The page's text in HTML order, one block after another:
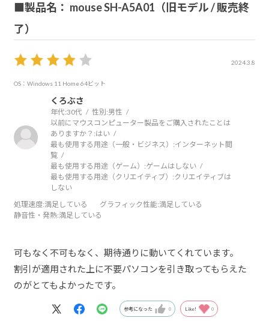
■製品名： mouse SH-A5A01（旧モデル / 販売終
了）
2024.3.8
OS：Windows 11 Home 64ビット
くろぶさ
年代:30代 性別:男性
以前にマウスコンピューター製品をご購入されたことは
ありますか？:はい
最も使用する用途（一般・ビジネス）:インターネット閲
覧
最も使用する用途（ゲーム）:ゲームはしない
最も使用する用途（クリエイティブ）:クリエイティブは
しない
処理速度:満足している グラフィック性能:満足している
静音性・発熱:満足している
可もなく不可もなく、期待通りに動いてくれています。
割引が適用された上に不要パソコンを引き取ってもらえた
のがとてもよかったです。
参考になった 0 Like! 0